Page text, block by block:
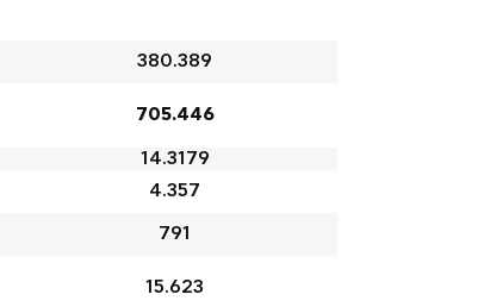
380.389
705.446
14.3179
4.357
791
15.623